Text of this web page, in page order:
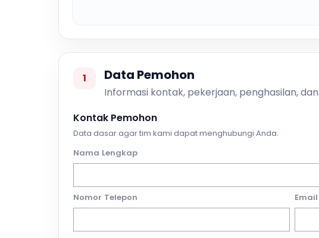
1 Data Pemohon
Informasi kontak, pekerjaan, penghasilan,
Kontak Pemohon
Data dasar agar tim kami dapat menghubungi Anda.
Nama Lengkap
Nomor Telepon Email